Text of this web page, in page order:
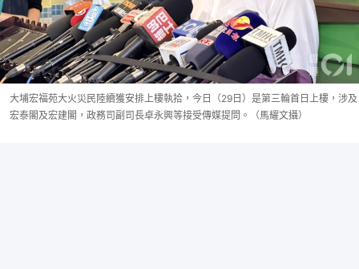
大埔宏福苑大火災民陸續獲安排上樓執拾，今日（29日）是第三輪首日上樓，涉及
宏泰閣及宏建閣，政務司副司長卓永興等接受傳媒提問。（馬耀文攝）